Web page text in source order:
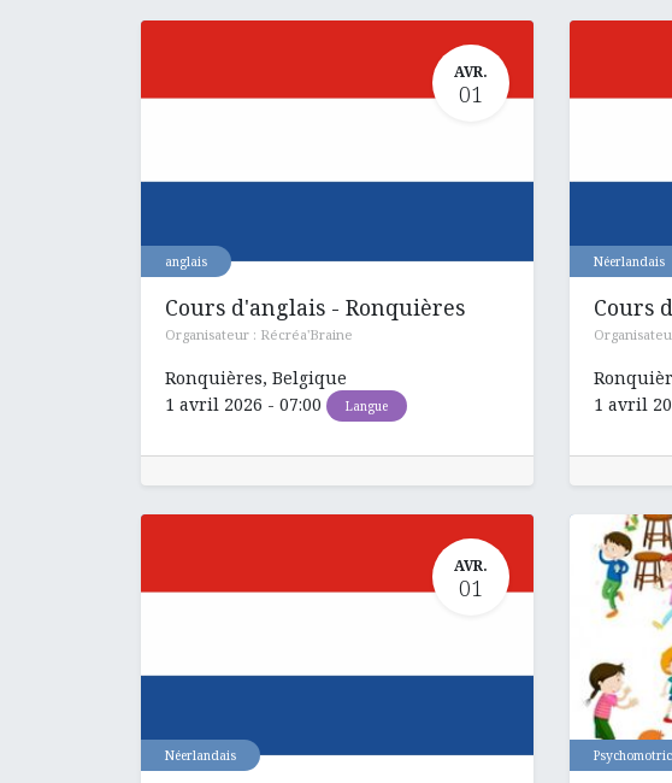
AVR.
01
anglais
Cours d'anglais - Ronquières
Organisateur : Récréa'Braine
Ronquières, Belgique
1 avril 2026 - 07:00 Langue
Néerlandais
1 avril
AVR.
01
Néerlandais